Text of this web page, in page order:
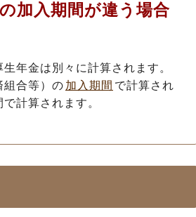
加入期間が違う場合
年金は別々に計算されます。
組合等）の 加入期間 で計算され
計算されます。